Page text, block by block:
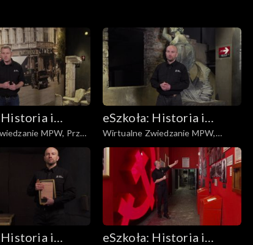
Historia i
MPW, Przed
1
eSzkoła: Historia i
Literatura
Wirtualne Zwiedzanie MPW,
Przebieg Powstania
Historia i
eSzkoła: Historia i